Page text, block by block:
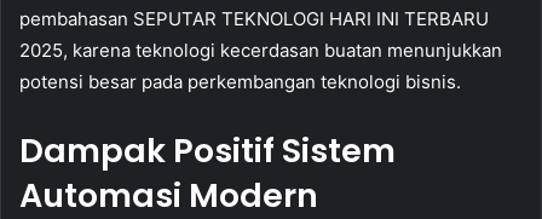
pembahasan SEPUTAR TEKNOLOGI HARI INI TERBARU
2025, karena teknologi kecerdasan buatan menunjukkan
potensi besar pada perkembangan teknologi bisnis.
Dampak Positif Sistem
Automasi Modern